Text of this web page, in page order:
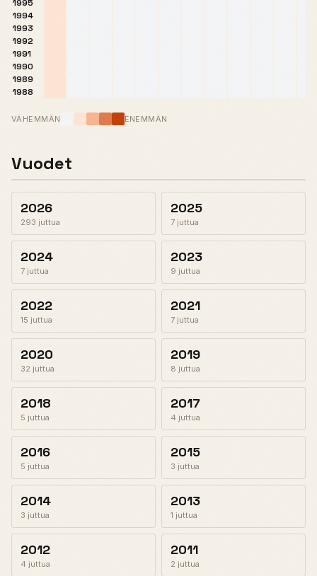
1995
1994
1993
1992
1991
1990
1989
1988
VÄHEMMÄN ENEMMÄN
Vuodet
2026
293 juttua
2025
7 juttua
2024
7 juttua
2023
9 juttua
2022
15 juttua
2021
7 juttua
2020
32 juttua
2019
8 juttua
2018
5 juttua
2017
4 juttua
2016
5 juttua
2015
3 juttua
2014
3 juttua
2013
1 juttua
2012
4 juttua
2011
2 juttua